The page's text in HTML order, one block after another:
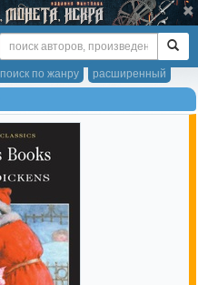
расширенный
поиск по жанру